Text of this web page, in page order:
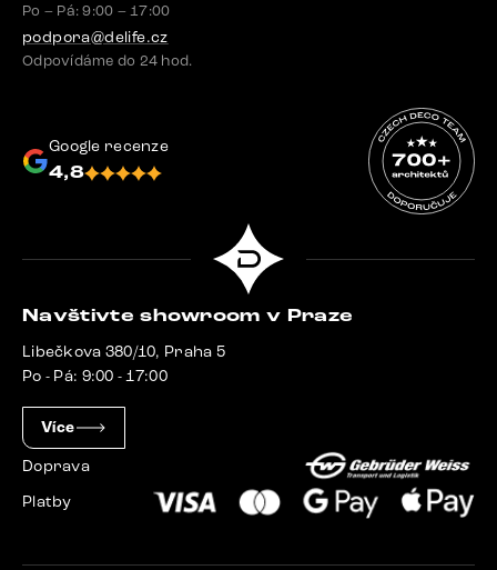
Po – Pá: 9:00 – 17:00
podpora@delife.cz
Odpovídáme do 24 hod.
Google recenze
4,8
Navštivte showroom v Praze
Libečkova 380/10, Praha 5
Po - Pá: 9:00 - 17:00
Více
Doprava
Platby